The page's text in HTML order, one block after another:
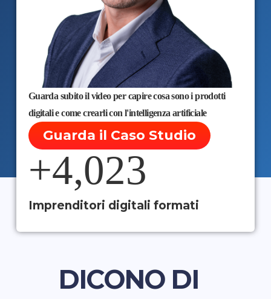
Guarda subito il video per capire cosa sono i prodotti
digitali e come crearli con l'intelligenza artificiale
Guarda il Caso Studio
Imprenditori digitali formati
+4,023
DICONO DI